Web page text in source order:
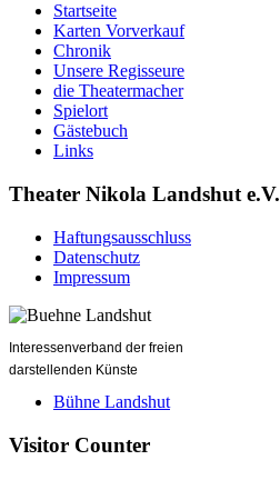
Startseite
Karten Vorverkauf
Chronik
Unsere Regisseure
die Theatermacher
Spielort
Gästebuch
Links
Theater Nikola Landshut e.V.
Haftungsausschluss
Datenschutz
Impressum
Interessenverband der freien
darstellenden Künste
Bühne Landshut
Visitor Counter